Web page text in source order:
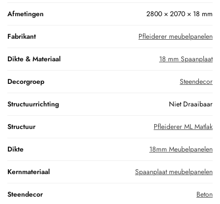
Afmetingen 2800 × 2070 × 18 mm
Fabrikant Pfleiderer meubelpanelen
Dikte & Materiaal 18 mm Spaanplaat
Decorgroep Steendecor
Structuurrichting Niet Draaibaar
Structuur Pfleiderer ML Matlak
Dikte 18mm Meubelpanelen
Kernmateriaal Spaanplaat meubelpanelen
Steendecor Beton